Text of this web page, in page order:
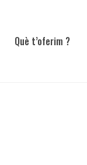
Què t’oferim ?